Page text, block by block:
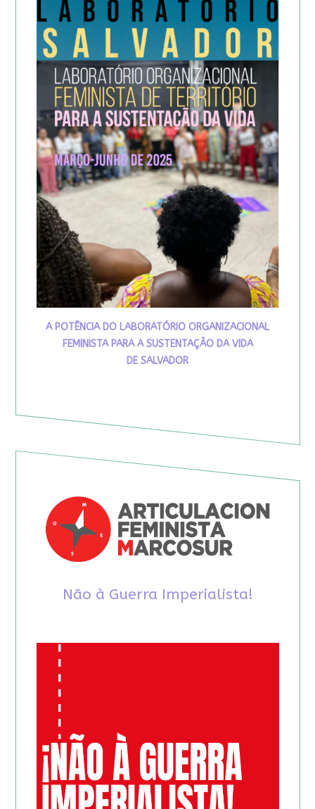
A POTÊNCIA DO LABORATÓRIO ORGANIZACIONAL
FEMINISTA PARA A SUSTENTAÇÃO DA VIDA
DE SALVADOR
Não à Guerra Imperialista!